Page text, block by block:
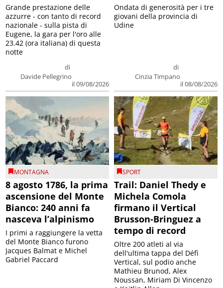
di
Davide Pellegrino
il 09/08/2026
Grande prestazione delle
azzurre - con tanto di record
nazionale - sulla pista di
Eugene, la gara per l'oro alle
23.42 (ora italiana) di questa
notte
di
Cinzia Timpano
il 08/08/2026
Ondata di generosità per i tre
giovani della provincia di
Udine
MONTAGNA
8 agosto 1786, la prima
ascensione del Monte
Bianco: 240 anni fa
nasceva l’alpinismo
I primi a raggiungere la vetta
del Monte Bianco furono
Jacques Balmat e Michel
Gabriel Paccard
SPORT
Trail: Daniel Thedy e
Michela Comola
firmano il Vertical
Brusson-Bringuez a
tempo di record
Oltre 200 atleti al via
dell'ultima tappa del Défì
Vertical, sul podio anche
Mathieu Brunod, Alex
Noussan, Miriam Di Vincenzo